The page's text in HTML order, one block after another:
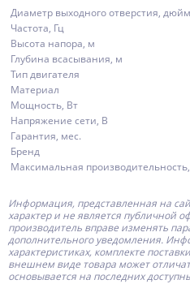
Диаметр выходного отверстия, дюйм
Частота, Гц
Высота напора, м
Глубина всасывания, м
Тип двигателя
Материал
Мощность, Вт
Напряжение сети, В
Гарантия, мес.
Бренд
Максимальная
Информация, представленная на
характер и не является публичной
производитель вправе изменять
дополнительного уведомления.
характеристиках, комплекте
внешнем виде товара может
основывается на последних